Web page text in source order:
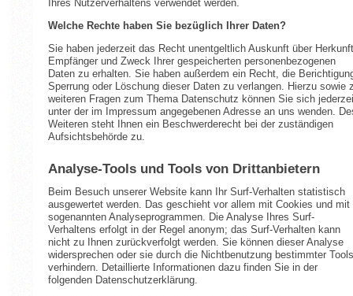
Ihres Nutzerverhaltens verwendet werden.
Welche Rechte haben Sie bezüglich Ihrer Daten?
Sie haben jederzeit das Recht unentgeltlich Auskunft über
Empfänger und Zweck Ihrer gespeicherten personenbezogenen
Daten zu erhalten. Sie haben außerdem ein Recht, die
Sperrung oder Löschung dieser Daten zu verlangen. Hierzu sowie
weiteren Fragen zum Thema Datenschutz können Sie sich
unter der im Impressum angegebenen Adresse an uns wenden.
Weiteren steht Ihnen ein Beschwerderecht bei der zuständigen
Aufsichtsbehörde zu.
Analyse-Tools und Tools von Drittanbietern
Beim Besuch unserer Website kann Ihr Surf-Verhalten statistisch
ausgewertet werden. Das geschieht vor allem mit Cookies und mit
sogenannten Analyseprogrammen. Die Analyse Ihres Surf-
Verhaltens erfolgt in der Regel anonym; das Surf-Verhalten kann
nicht zu Ihnen zurückverfolgt werden. Sie können dieser Analyse
widersprechen oder sie durch die Nichtbenutzung bestimmter Tools
verhindern. Detaillierte Informationen dazu finden Sie in der
folgenden Datenschutzerklärung.